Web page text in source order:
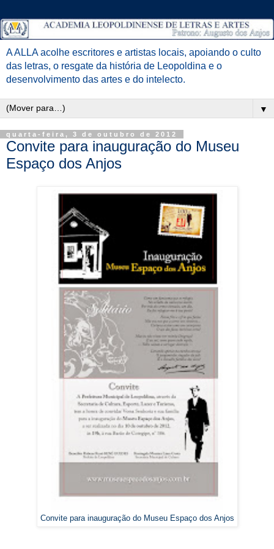
A ALLA acolhe escritores e artistas locais, apoiando o culto
das letras, o resgate da história de Leopoldina e o
desenvolvimento das artes e do intelecto.
▼
quarta-feira, 3 de outubro de 2012
Convite para inauguração do Museu
Espaço dos Anjos
Convite para inauguração do Museu Espaço dos Anjos